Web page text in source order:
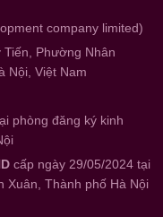
company limited)
Phường Nhân
Nội, Việt Nam
phòng đăng ký kinh
cấp ngày 29/05/2024 tại
Xuân, Thành phố Hà Nội